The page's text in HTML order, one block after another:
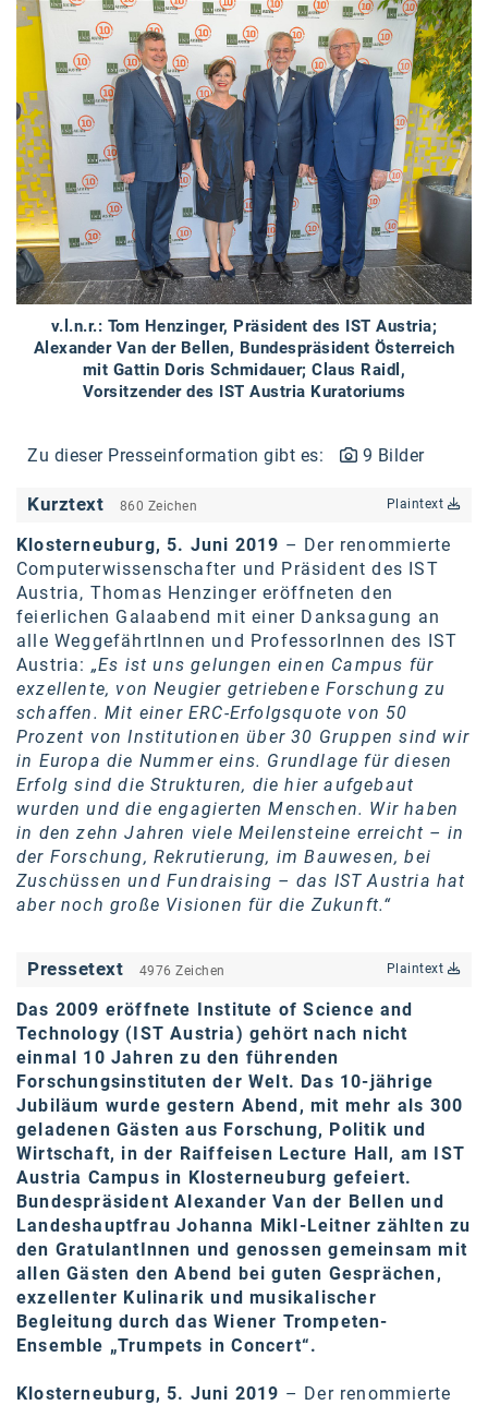
Brandl Talos
Braun
BRP-Rotax
Bundesdenkmalamt
Calle Libre
DDB Wien
Enkeltaugliches Österreich
Gillette
Gillette Venus
GYNIAL
karriere.at
Ketchum GmbH
Kinderwunschzentrum
Kostenwahrheit
Kyndryl
LWND
Mastercard
NEOH
Nespresso
OBI
Oral-B
PAYBACK
Planted
PwC
P&G
RIC
Schiefer Rechtsanwälte
Security KAG
v.l.n.r.: Tom Henzinger, Präsident des IST Austria;
Alexander Van der Bellen, Bundespräsident Österreich
mit Gattin Doris Schmidauer; Claus Raidl,
Vorsitzender des IST Austria Kuratoriums
Zu dieser Presseinformation gibt es: 9 Bilder
Kurztext 860 Zeichen Plaintext
Klosterneuburg, 5. Juni 2019 – Der renommierte
Computerwissenschafter und Präsident des IST
Austria, Thomas Henzinger eröffneten den
feierlichen Galaabend mit einer Danksagung an
alle WeggefährtInnen und ProfessorInnen des IST
Austria: „Es ist uns gelungen einen Campus für
exzellente, von Neugier getriebene Forschung zu
schaffen. Mit einer ERC-Erfolgsquote von 50
Prozent von Institutionen über 30 Gruppen sind wir
in Europa die Nummer eins. Grundlage für diesen
Erfolg sind die Strukturen, die hier aufgebaut
wurden und die engagierten Menschen. Wir haben
in den zehn Jahren viele Meilensteine erreicht – in
der Forschung, Rekrutierung, im Bauwesen, bei
Zuschüssen und Fundraising – das IST Austria hat
aber noch große Visionen für die Zukunft.“
Pressetext 4976 Zeichen Plaintext
Das 2009 eröffnete Institute of Science and
Technology (IST Austria) gehört nach nicht
einmal 10 Jahren zu den führenden
Forschungsinstituten der Welt. Das 10-jährige
Jubiläum wurde gestern Abend, mit mehr als 300
geladenen Gästen aus Forschung, Politik und
Wirtschaft, in der Raiffeisen Lecture Hall, am IST
Austria Campus in Klosterneuburg gefeiert.
Bundespräsident Alexander Van der Bellen und
Landeshauptfrau Johanna Mikl-Leitner zählten zu
den GratulantInnen und genossen gemeinsam mit
allen Gästen den Abend bei guten Gesprächen,
exzellenter Kulinarik und musikalischer
Begleitung durch das Wiener Trompeten-
Ensemble „Trumpets in Concert“.
Klosterneuburg, 5. Juni 2019 – Der renommierte